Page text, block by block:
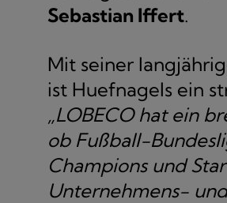
Sebastian Iffert.
Mit seiner
ist Huefnagels ein
„LOBECO hat ein
ob Fußball-
Champions und
Unternehmens-